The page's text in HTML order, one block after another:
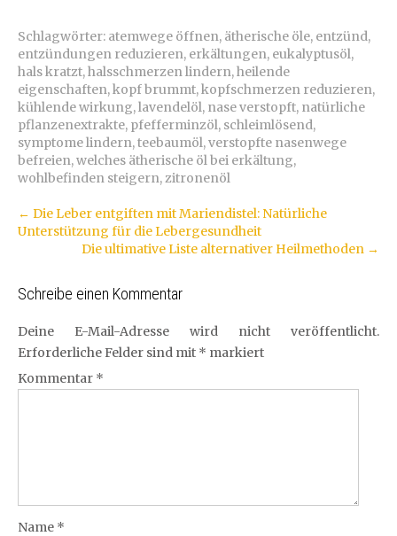
Schlagwörter: atemwege öffnen, ätherische öle, entzünd,
entzündungen reduzieren, erkältungen, eukalyptusöl,
hals kratzt,halsschmerzen lindern,heilende
eigenschaften,kopf brummt,kopfschmerzen reduzieren,
kühlende wirkung,lavendelöl, nase verstopft, natürliche
pflanzenextrakte, pfefferminzöl, schleimlösend,
symptome lindern,teebaumöl,verstopfte nasenwege
befreien,welches ätherische öl bei erkältung,
wohlbefinden steigern, zitronenöl
Artikel-
Navigation
← Die Leber entgiften mit Mariendistel: Natürliche
Unterstützung für die Lebergesundheit
Die ultimative Liste alternativer Heilmethoden →
Schreibe einen Kommentar
Deine E-Mail-Adresse wird nicht veröffentlicht.
Erforderliche Felder sind mit * markiert
Kommentar *
Name *